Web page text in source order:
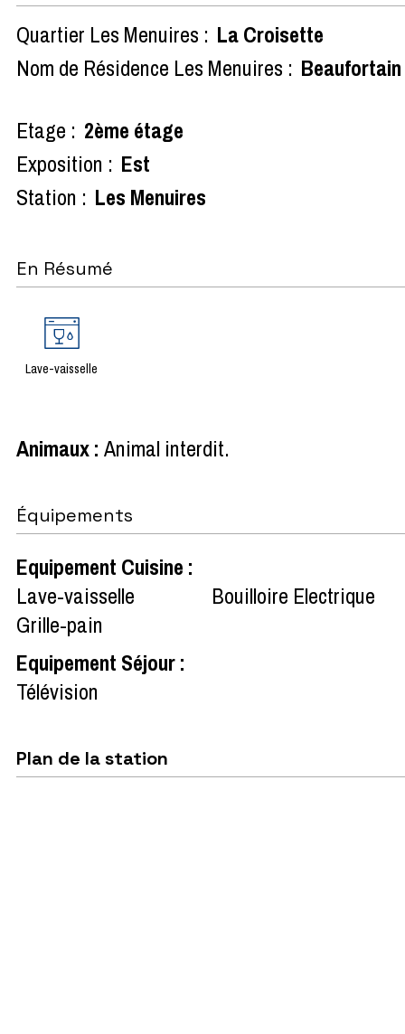
Quartier Les Menuires : La Croisette
Nom de Résidence Les Menuires : Beaufortain
Etage : 2ème étage
Exposition : Est
Station : Les Menuires
En Résumé
Lave-vaisselle
Animaux: Animal interdit
Équipements
Equipement Cuisine :
Lave-vaisselle
Bouilloire Electrique
Grille-pain
Equipement Séjour:
Télévision
Plan de la station